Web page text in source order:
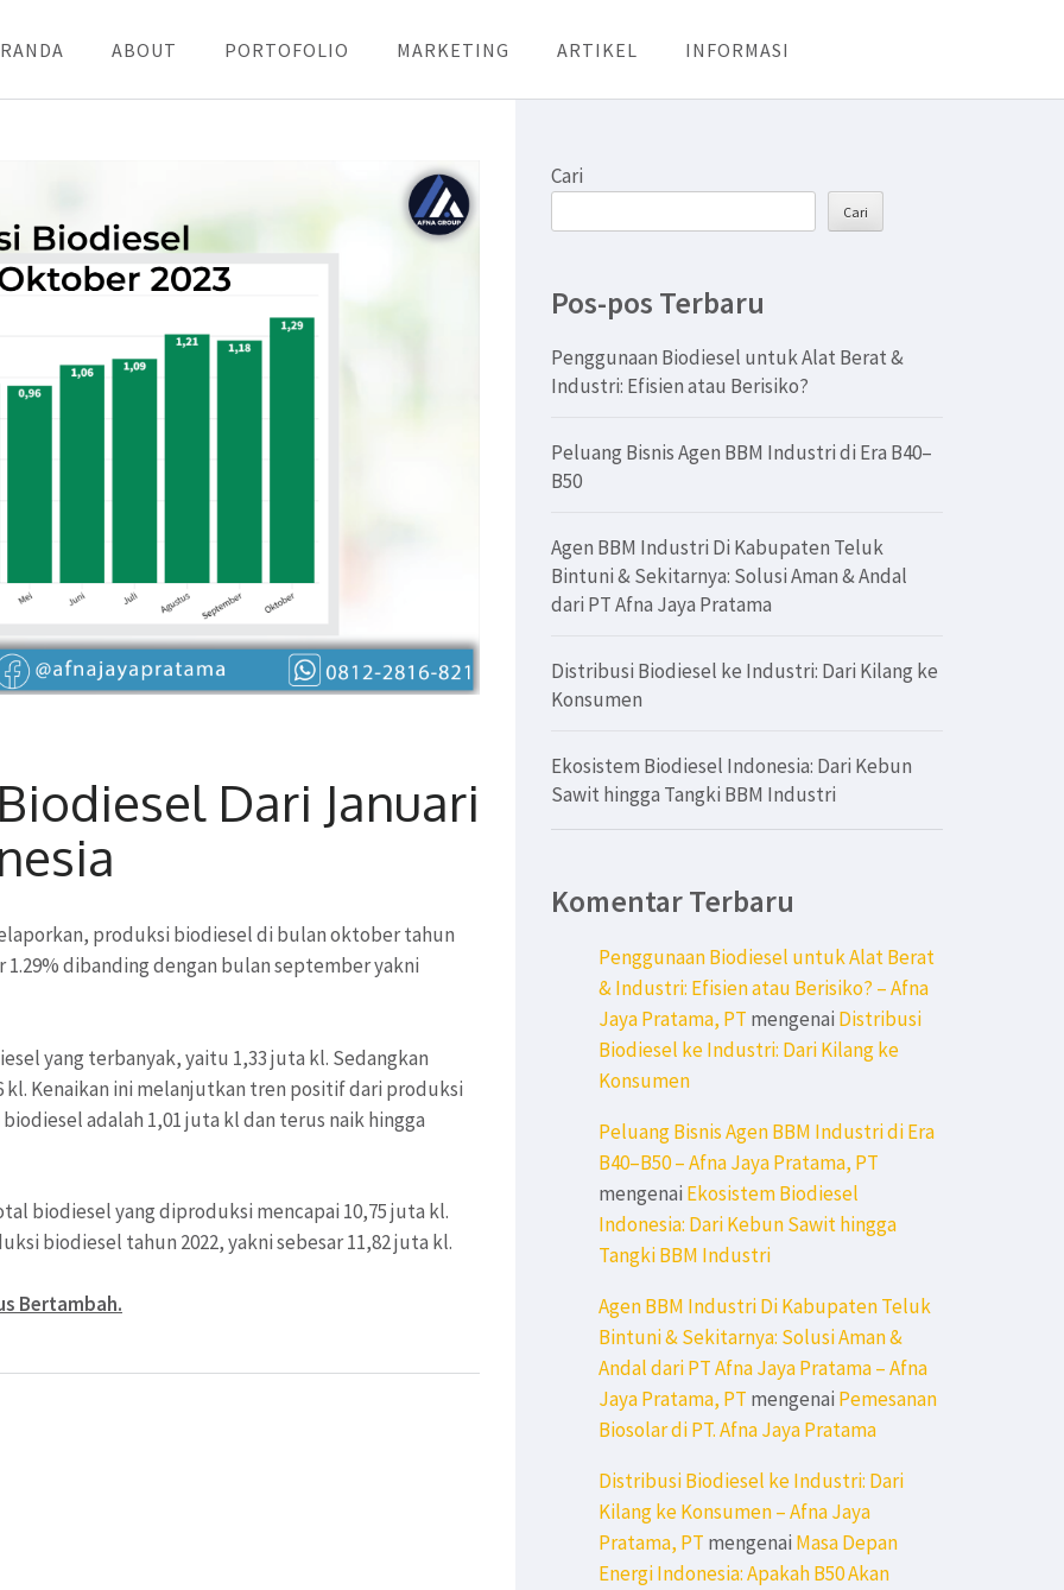
ABOUT PORTOFOLIO MARKETING ARTIKEL INFORMASI
Dari Januari
produksi biodiesel di bulan oktober tahun
dibanding dengan bulan september yakni
yang terbanyak, yaitu 1,33 juta kl. Sedangkan
kl. Kenaikan ini melanjutkan tren positif dari produksi
adalah 1,01 juta kl dan terus naik hingga
biodiesel yang diproduksi mencapai 10,75 juta kl.
biodiesel tahun 2022, yakni sebesar 11,82 juta kl.
Bertambah.
Cari
Cari
Pos-pos Terbaru
Penggunaan Biodiesel untuk Alat Berat &
Industri: Efisien atau Berisiko?
Peluang Bisnis Agen BBM Industri di Era B40–
B50
Agen BBM Industri Di Kabupaten Teluk
Bintuni & Sekitarnya: Solusi Aman & Andal
dari PT Afna Jaya Pratama
Distribusi Biodiesel ke Industri: Dari Kilang ke
Konsumen
Ekosistem Biodiesel Indonesia: Dari Kebun
Sawit hingga Tangki BBM Industri
Komentar Terbaru
Penggunaan Biodiesel untuk Alat Berat
& Industri: Efisien atau Berisiko? – Afna
Jaya Pratama, PT mengenai Distribusi
Biodiesel ke Industri: Dari Kilang ke
Konsumen
Peluang Bisnis Agen BBM Industri di Era
B40–B50 – Afna Jaya Pratama, PT
mengenai Ekosistem Biodiesel
Indonesia: Dari Kebun Sawit hingga
Tangki BBM Industri
Agen BBM Industri Di Kabupaten Teluk
Bintuni & Sekitarnya: Solusi Aman &
Andal dari PT Afna Jaya Pratama – Afna
Jaya Pratama, PT mengenai Pemesanan
Biosolar di PT. Afna Jaya Pratama
Distribusi Biodiesel ke Industri: Dari
Kilang ke Konsumen – Afna Jaya
Pratama, PT mengenai Masa Depan
Energi Indonesia: Apakah B50 Akan